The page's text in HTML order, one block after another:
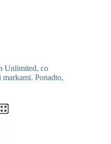
Unlimited, co
Ponadto,